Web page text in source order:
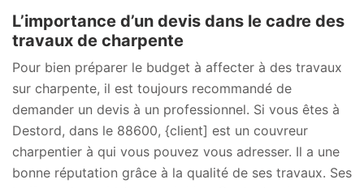
L’importance d’un devis dans le cadre des
travaux de charpente
Pour bien préparer le budget à affecter à des travaux
sur charpente, il est toujours recommandé de
demander un devis à un professionnel. Si vous êtes à
Destord, dans le 88600, {client] est un couvreur
charpentier à qui vous pouvez vous adresser. Il a une
bonne réputation grâce à la qualité de ses travaux. Ses